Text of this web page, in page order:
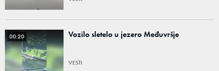
00:20 Vozilo sletelo u jezero Međuvršje
VESTI